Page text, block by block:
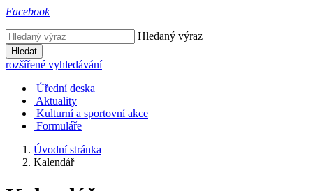
Facebook
Hledaný výraz
Hledat
rozšířené vyhledávání
Úřední deska
Aktuality
Kulturní a sportovní akce
Formuláře
Úvodní stránka
Kalendář